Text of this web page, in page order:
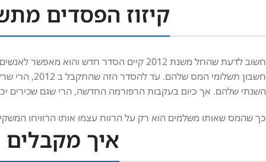
קיזוז הפסדים
חשוב לדעת שהחל משנת 2012 קיים הסדר חדש
חשבון
השנתי שלהם. אך כיום בעקבות הרפורמה החדשה, הרי שגם שכירים
כך שהמס שאותו משלמים הוא רק על הרווח עצמו אותו הרוויחו
איך